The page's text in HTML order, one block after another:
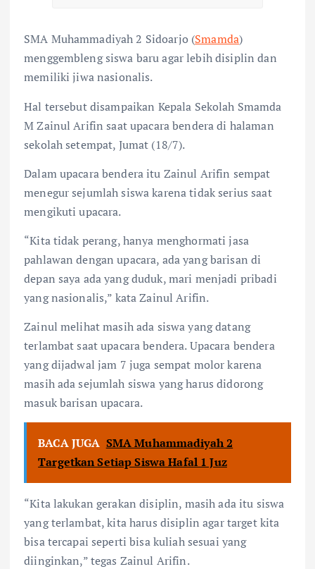
SMA Muhammadiyah 2 Sidoarjo (Smamda)
menggembleng siswa baru agar lebih disiplin dan
memiliki jiwa nasionalis.
Hal tersebut disampaikan Kepala Sekolah Smamda
M Zainul Arifin saat upacara bendera di halaman
sekolah setempat, Jumat (18/7).
Dalam upacara bendera itu Zainul Arifin sempat
menegur sejumlah siswa karena tidak serius saat
mengikuti upacara.
“Kita tidak perang, hanya menghormati jasa
pahlawan dengan upacara, ada yang barisan di
depan saya ada yang duduk, mari menjadi pribadi
yang nasionalis,” kata Zainul Arifin.
Zainul melihat masih ada siswa yang datang
terlambat saat upacara bendera. Upacara bendera
yang dijadwal jam 7 juga sempat molor karena
masih ada sejumlah siswa yang harus didorong
masuk barisan upacara.
BACA JUGA SMA Muhammadiyah 2
Targetkan Setiap Siswa Hafal 1 Juz
“Kita lakukan gerakan disiplin, masih ada itu siswa
yang terlambat, kita harus disiplin agar target kita
bisa tercapai seperti bisa kuliah sesuai yang
diinginkan,” tegas Zainul Arifin.